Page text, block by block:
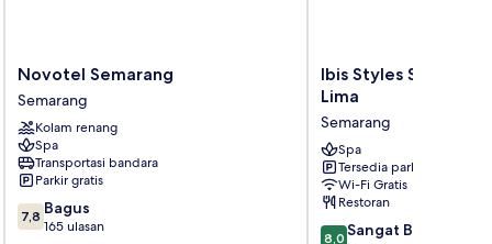
Novotel
Semarang
Semarang
Novotel Semarang
Semarang
Kolam renang
Spa
Transportasi bandara
Parkir gratis
7.8
dari
7,8 Bagus
165 ulasan
Ibis
Styles
Simpang
Lima
Semarang
Ibis Styles
Lima
Semarang
Spa
Tersedia parkir
Wi-Fi Gratis
Restoran
8.0
8,0 Sangat Baik